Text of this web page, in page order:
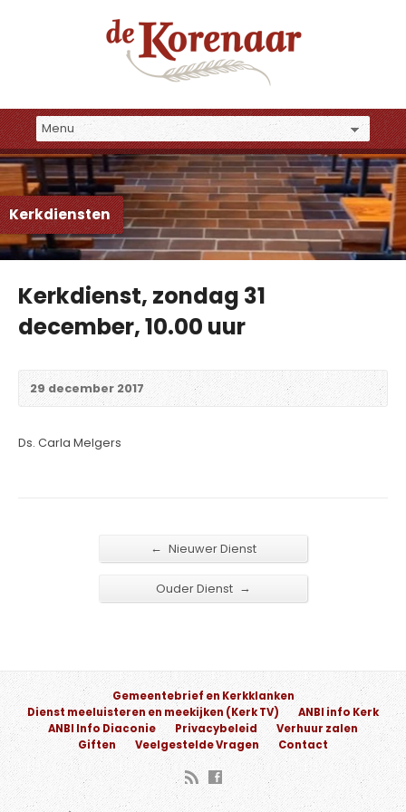
Kerkdiensten
Kerkdienst, zondag 31
december, 10.00 uur
29 december 2017
Ds. Carla Melgers
← Nieuwer Dienst
Ouder Dienst →
Gemeentebrief en Kerkklanken
Dienst meeluisteren en meekijken (Kerk TV)
ANBI info Kerk
ANBI Info Diaconie
Privacybeleid
Verhuur zalen
Giften
Veelgestelde Vragen Contact